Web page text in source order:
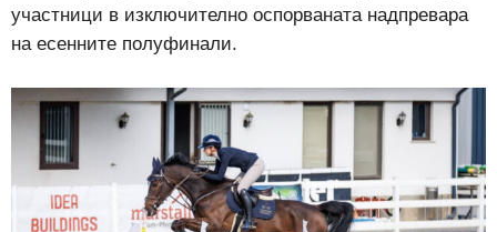
участници в изключително оспорваната надпревара
на есенните полуфинали.